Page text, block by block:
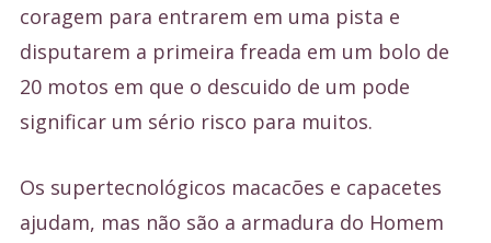
coragem para entrarem em uma pista e
disputarem a primeira freada em um bolo de
20 motos em que o descuido de um pode
significar um sério risco para muitos.
Os supertecnológicos macacões e capacetes
ajudam, mas não são a armadura do Homem